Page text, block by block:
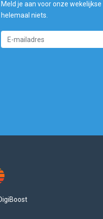
Meld je aan voor onze
helemaal niets.